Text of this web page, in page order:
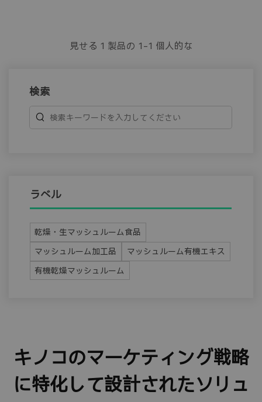
検索
ラベル
乾燥・生マッシュルーム食品
マッシュルーム加工品 マッシュルーム有機エキス
有機乾燥マッシュルーム
見せる 1 製品の 1-1 個人的な
キノコのマーケティング戦略
に特化して設計されたソリュ